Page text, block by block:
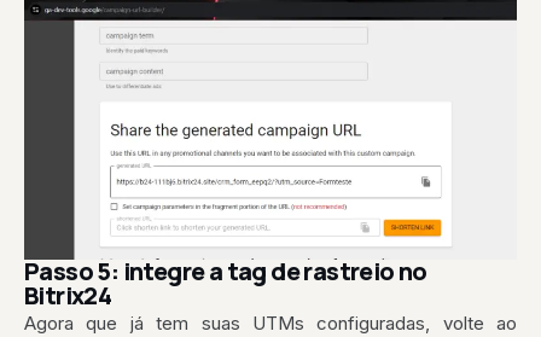
Passo 5: integre a tag de rastreio no
Bitrix24
Agora que já tem suas UTMs configuradas, volte ao